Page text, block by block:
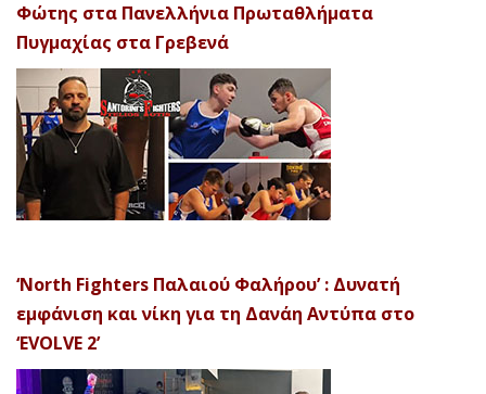
Φώτης στα Πανελλήνια Πρωταθλήματα
Πυγμαχίας στα Γρεβενά
‘North Fighters Παλαιού Φαλήρου’ : Δυνατή
εμφάνιση και νίκη για τη Δανάη Αντύπα στο
‘EVOLVE 2’